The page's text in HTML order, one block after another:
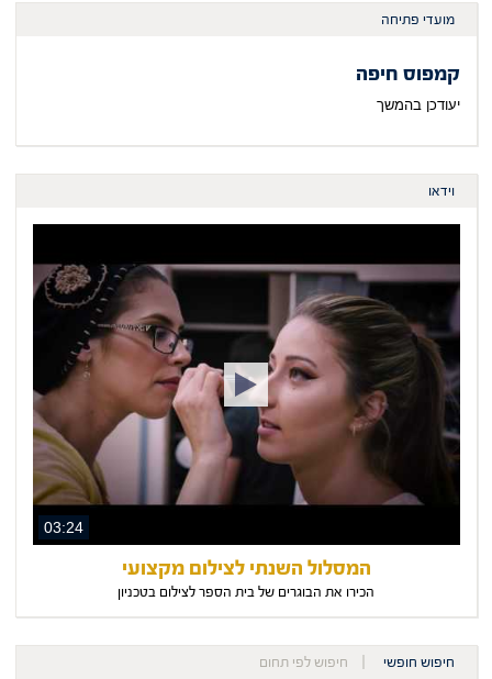
מועדי פתיחה
קמפוס חיפה
יעודכן בהמשך
וידאו
03:24
המסלול השנתי לצילום מקצועי
הכירו את הבוגרים של בית הספר לצילום בטכניון
חיפוש חופשי חיפוש לפי תחום